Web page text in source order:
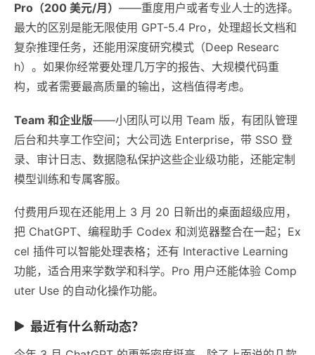
Pro（200 美元/月） ——重度用户或者专业人士的选择。
最大的区别是能无限使用 GPT-5.4 Pro，处理超长文档和
复杂推理任务，还能用深度研究模式（Deep Researc
h）。如果你经常要处理几万字的报告、大规模代码重
构，或者需要最高质量的输出，这档值得考虑。
Team 和企业版——小团队可以用 Team 版，有团队管理
后台和共享工作空间；大公司选 Enterprise，带 SSO 登
录、审计日志、数据隐私保护这些企业级功能，还能定制
模型训练和专属客服。
付费用戶现在还能用上 3 月 20 日新出的桌面超级应用，
把 ChatGPT、编程助手 Codex 和浏览器整合在一起；Ex
cel 插件可以智能处理表格；还有 Interactive Learning
功能，适合用来学数学和科学。Pro 用户还能体验 Comp
uter Use 的自动化操作功能。
最近有什么新动态？